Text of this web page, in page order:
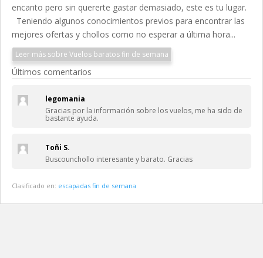
encanto pero sin quererte gastar demasiado, este es tu lugar.
Teniendo algunos conocimientos previos para encontrar las
mejores ofertas y chollos como no esperar a última hora...
Leer más sobre Vuelos baratos fin de semana
Últimos comentarios
legomania
Gracias por la información sobre los vuelos, me ha sido de
bastante ayuda.
Toñi S.
Buscounchollo interesante y barato. Gracias
Clasificado en: escapadas fin de semana